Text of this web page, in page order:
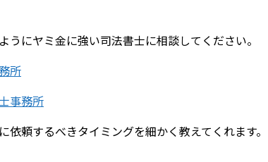
にヤミ金に強い司法書士に相談してください。
所
事務所
頼するべきタイミングを細かく教えてくれます。